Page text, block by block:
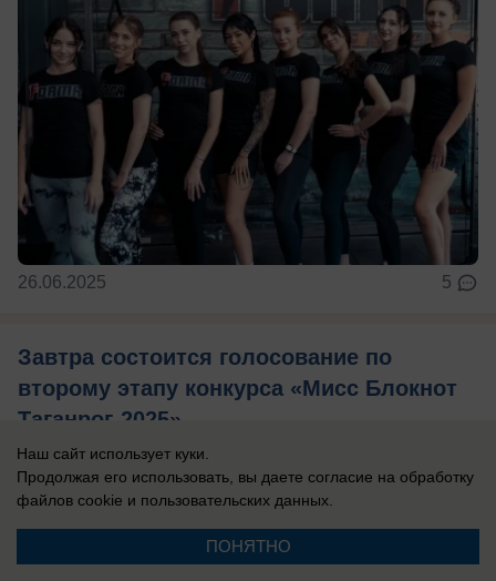
26.06.2025 5
Завтра состоится голосование по
второму этапу конкурса «Мисс Блокнот
Таганрог-2025»
Наш сайт использует куки.
Продолжая его использовать, вы даете согласие на обработку
файлов cookie и пользовательских данных.
ПОНЯТНО